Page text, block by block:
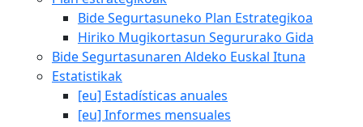
Bide Segurtasuneko Plan Estrategikoa
Hiriko Mugikortasun Segururako Gida
Bide Segurtasunaren Aldeko Euskal Ituna
Estatistikak
[eu] Estadísticas anuales
[eu] Informes mensuales